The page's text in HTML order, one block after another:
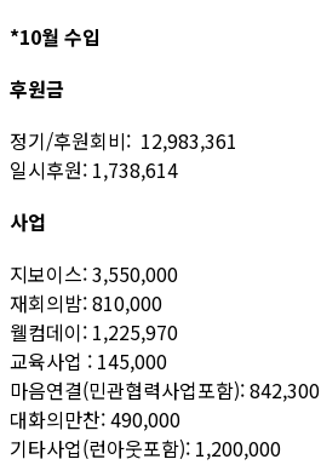
*10월 수입
후원금
정기/후원회비: 12,983,361
일시후원: 1,738,614
사업
지보이스: 3,550,000
재회의밤: 810,000
웰컴데이: 1,225,970
교육사업 : 145,000
마음연결(민관협력사업포함): 842,300
대화의만찬: 490,000
기타사업(런아웃포함): 1,200,000